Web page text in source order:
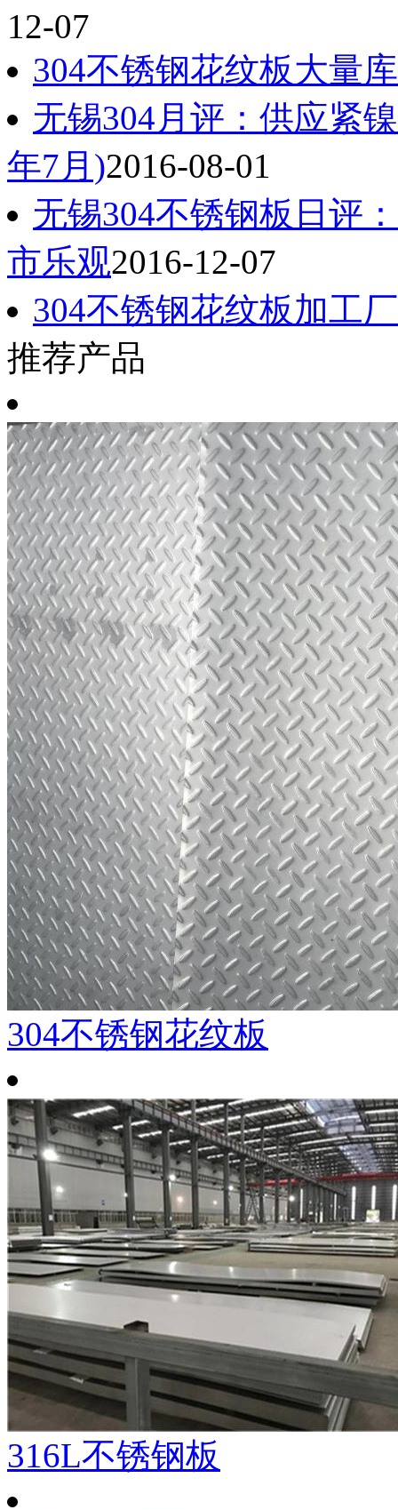
12-07
304不锈钢花纹板大量
无锡304月评：供应紧
年7月)2016-08-01
无锡304不锈钢板日评
市乐观2016-12-07
304不锈钢花纹板加工
推荐产品
304不锈钢花纹板
316L不锈钢板